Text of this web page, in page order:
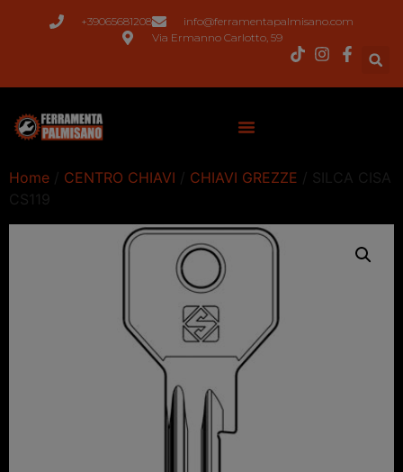
+39065681208
info@ferramentapalmisano.com
Via Ermanno Carlotto, 59
Home / CENTRO CHIAVI / CHIAVI GREZZE / SILCA CISA
CS119